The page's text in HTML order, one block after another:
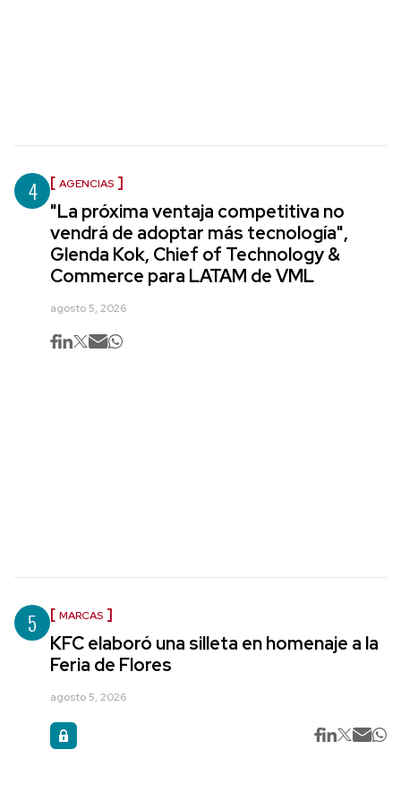
4 AGENCIAS
"La próxima ventaja competitiva no
vendrá de adoptar más tecnología",
Glenda Kok, Chief of Technology &
Commerce para LATAM de VML
agosto 5, 2026
5 MARCAS
KFC elaboró una silleta en homenaje a la
Feria de Flores
agosto 5, 2026